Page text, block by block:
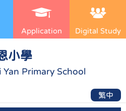
小學
Yan Primary School
Application Digital Study
繁中